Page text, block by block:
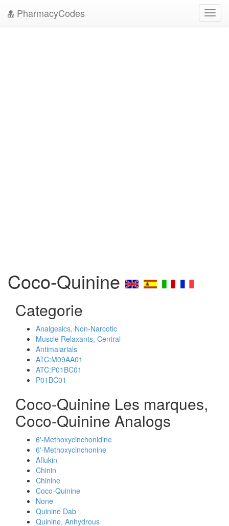
PharmacyCodes
Coco-Quinine
Categorie
Analgesics, Non-Narcotic
Muscle Relaxants, Central
Antimalarials
ATC:M09AA01
ATC:P01BC01
P01BC01
Coco-Quinine Les marques,
Coco-Quinine Analogs
6'-Methoxycinchonidine
6'-Methoxycinchonine
Aflukin
Chinin
Chinine
Coco-Quinine
None
Quinine Dab
Quinine, Anhydrous